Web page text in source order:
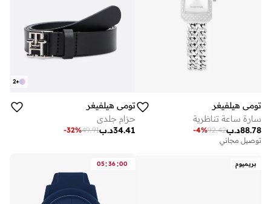
تومي هيلفيغر
سارة ساعة تناظرية
د.ب88.78
92.42
-4%
توصيل مجاني
+
2
تومي هيلفيغر
حزام جلدي
د.ب34.41
49.91
-32%
بريميوم 05:36:00